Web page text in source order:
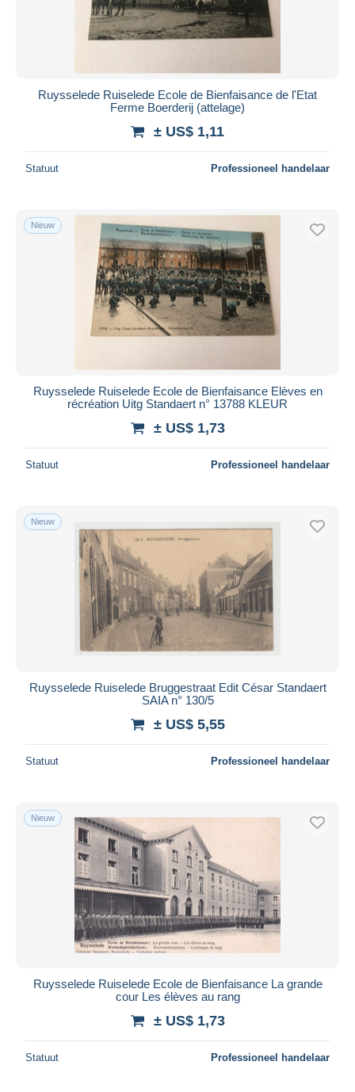
Ruysselede Ruiselede Ecole de Bienfaisance de l'Etat
Ferme Boerderij (attelage)
± US$ 1,11
Statuut Professioneel handelaar
Nieuw
Ruysselede Ruiselede Ecole de Bienfaisance Elèves en
récréation Uitg Standaert n° 13788 KLEUR
± US$ 1,73
Statuut Professioneel handelaar
Nieuw
Ruysselede Ruiselede Bruggestraat Edit César Standaert
SAIA n° 130/5
± US$ 5,55
Statuut Professioneel handelaar
Nieuw
Ruysselede Ruiselede Ecole de Bienfaisance La grande
cour Les élèves au rang
± US$ 1,73
Statuut Professioneel handelaar